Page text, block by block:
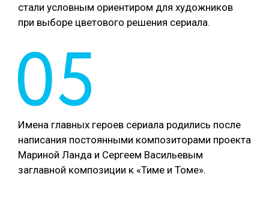
стали условным ориентиром для художников
при выборе цветового решения сериала.
05
Имена главных героев сериала родились после
написания постоянными композиторами проекта
Мариной Ланда и Сергеем Васильевым
заглавной композиции к «Тиме и Томе».